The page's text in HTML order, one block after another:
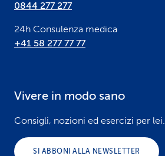
0844 277 277
24h Consulenza medica
+41 58 277 77 77
Vivere in modo sano
Consigli, nozioni ed esercizi per lei.
SI ABBONI ALLA NEWSLETTER